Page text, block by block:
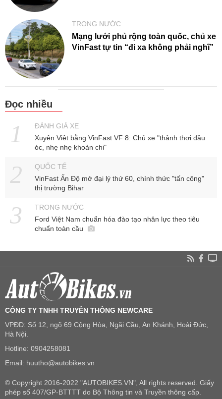
TRONG NƯỚC
Mạng lưới phủ rộng toàn quốc, chủ xe
VinFast tự tin “đi xa không phải nghĩ”
Đọc nhiều
ĐÁNH GIÁ XE
Xuyên Việt bằng VinFast VF 8: Chủ xe "thảnh thơi đầu
óc, nhẹ nhẹ khoản chi"
QUỐC TẾ
VinFast Ấn Độ mở đại lý thứ 60, chính thức "tấn công"
thị trường Bihar
TRONG NƯỚC
Ford Việt Nam chuẩn hóa đào tạo nhân lực theo tiêu
chuẩn toàn cầu
CÔNG TY TNHH TRUYỀN THÔNG NEWCARE
VPĐD: Số 12, ngõ 69 Cộng Hòa, Ngãi Cầu, An Khánh, Hoài Đức,
Hà Nội.
Hotline: 0904258081
Email: huutho@autobikes.vn
© Copyright 2016-2022 "AUTOBIKES.VN", All rights reserved. Giấy
phép số 407/GP-BTTTT do Bộ Thông tin và Truyền thông cấp.